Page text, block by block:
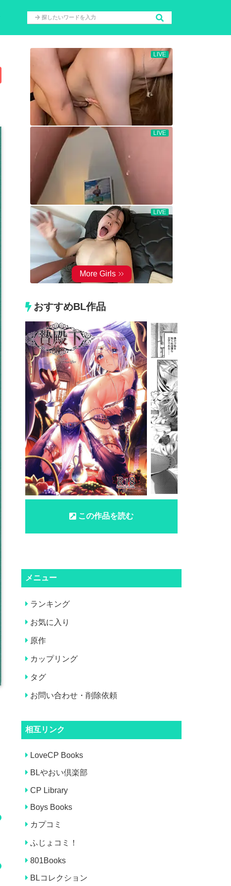
おすすめBL作品
この作品を読む
メニュー
ランキング
お気に入り
原作
カップリング
タグ
お問い合わせ・削除依頼
相互リンク
LoveCP Books
BLやおい倶楽部
CP Library
Boys Books
カプコミ
ふじょコミ！
801Books
BLコレクション